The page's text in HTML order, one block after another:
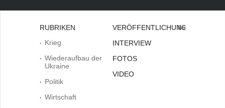
RUBRIKEN
Krieg
Wiederaufbau der
Ukraine
Politik
Wirtschaft
VERÖFFENTLICHUNGEN
INTERVIEW
FOTOS
VIDEO
Bei